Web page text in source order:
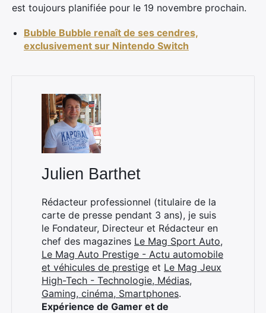
est toujours planifiée pour le 19 novembre prochain.
Bubble Bubble renaît de ses cendres,
exclusivement sur Nintendo Switch
Julien Barthet
Rédacteur professionnel (titulaire de la
carte de presse pendant 3 ans), je suis
le Fondateur, Directeur et Rédacteur en
chef des magazines Le Mag Sport Auto,
Le Mag Auto Prestige - Actu automobile
et véhicules de prestige et Le Mag Jeux
High-Tech - Technologie, Médias,
Gaming, cinéma, Smartphones.
Expérience de Gamer et de
Rechercher